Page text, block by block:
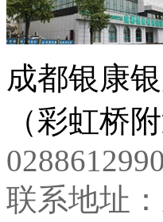
成都银康
（彩虹桥
联系地址